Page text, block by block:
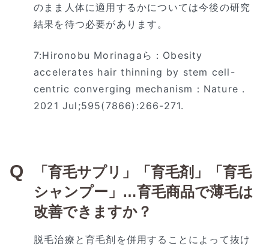
のまま人体に適用するかについては今後の研究
結果を待つ必要があります。
7:Hironobu Morinagaら：Obesity
accelerates hair thinning by stem cell-
centric converging mechanism：Nature .
2021 Jul;595(7866):266-271.
「育毛サプリ」「育毛剤」「育毛
シャンプー」…育毛商品で薄毛は
改善できますか？
脱毛治療と育毛剤を併用することによって抜け